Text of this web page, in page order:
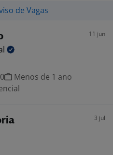
de Vagas
11 jun
Menos de 1 ano
3 jul